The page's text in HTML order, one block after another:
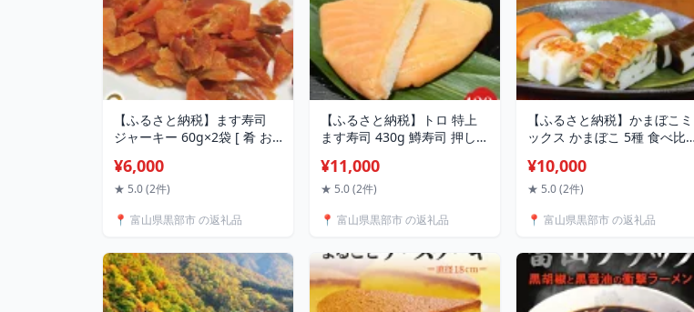
【ふるさと納税】ます寿司
ジャーキー 60g×2袋 [ 肴 お
す寿司屋ヒロ助/富山県 黒部
市 加工食品 魚 魚介類 魚介
¥6,000
★ 5.0 (2件)
📍 富山県黒部市 の返礼品
【ふるさと納税】トロ 特上
ます寿司 430g 鱒寿司 押し寿
ヒロ助/富山県 黒部市 お寿司
海鮮 魚 魚介類 魚介 加工食品
¥11,000
★ 5.0 (2件)
📍 富山県黒部市 の返礼品
【ふるさと納税】かまぼこミ
ックス かまぼこ 5種 食べ比
介類 魚介 カマボコ 練り製品
セット
¥10,000
★ 5.0 (2件)
📍 富山県黒部市 の返礼品